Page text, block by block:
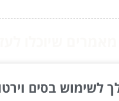
לשימוש בסים